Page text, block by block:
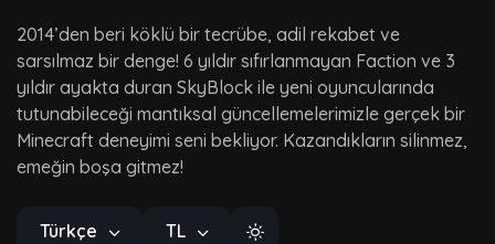
2014’den beri köklü bir tecrübe, adil rekabet ve
sarsılmaz bir denge! 6 yıldır sıfırlanmayan Faction ve 3
yıldır ayakta duran SkyBlock ile yeni oyuncularında
tutunabileceği mantıksal güncellemelerimizle gerçek bir
Minecraft deneyimi seni bekliyor. Kazandıkların silinmez,
emeğin boşa gitmez!
Türkçe TL